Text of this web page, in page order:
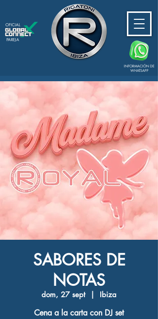
PAREJA
OFICIAL
INFORMACIÓN DE
WHATSAPP
SABORES DE
NOTAS
dom, 27 sept
  |
Ibiza
Cena a la carta con DJ set